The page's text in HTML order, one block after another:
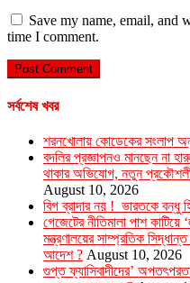
Save my name, email, and
time I comment.
সর্বশেষ খবর
শরনখোলায় কোডেকের সংলাপ
বদলির প্রজ্ঞাপনও মানছেন না
থাকার অভিযোগ, নতুন প্রকৌশলী
August 10, 2026
বিগ ব্রাদার নয় ! ভারতকে বন্ধু
গেজেটের নীতিমালা পাশ
মন্ত্রণালয়ের সাম্প্রতিক
আদেশ ? August 10, 2026
গুপ্ত ফ্যাসিবাদীদের’